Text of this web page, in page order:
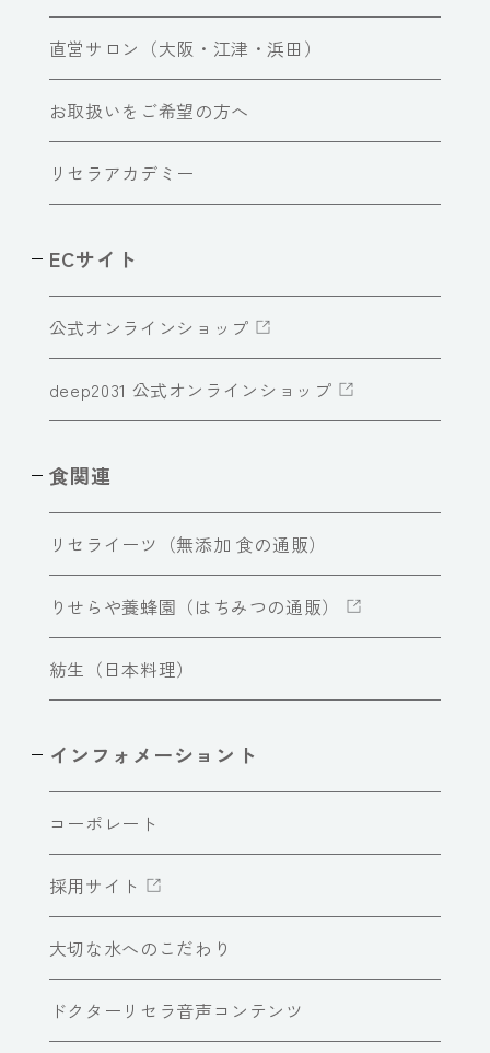
直営サロン（大阪・江津・浜田）
お取扱いをご希望の方へ
リセラアカデミー
ECサイト
公式オンラインショップ
deep2031 公式オンラインショップ
食関連
リセライーツ（無添加 食の通販）
りせらや養蜂園（はちみつの通販）
紡生（日本料理）
インフォメーショント
コーポレート
採用サイト
大切な水へのこだわり
ドクターリセラ音声コンテンツ